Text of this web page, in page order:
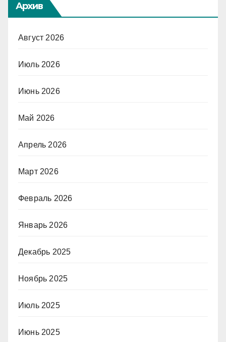
Архив
Август 2026
Июль 2026
Июнь 2026
Май 2026
Апрель 2026
Март 2026
Февраль 2026
Январь 2026
Декабрь 2025
Ноябрь 2025
Июль 2025
Июнь 2025